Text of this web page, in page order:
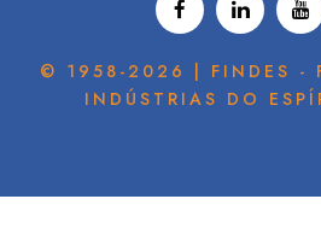
© 1958-2026 | FINDES -
INDÚSTRIAS DO